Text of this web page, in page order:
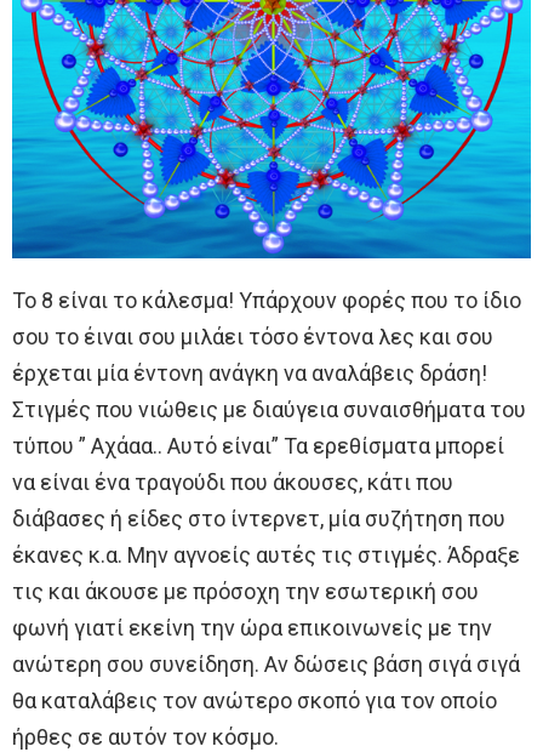
Το 8 είναι το κάλεσμα! Υπάρχουν φορές που το ίδιο
σου το έιναι σου μιλάει τόσο έντονα λες και σου
έρχεται μία έντονη ανάγκη να αναλάβεις δράση!
Στιγμές που νιώθεις με διαύγεια συναισθήματα του
τύπου ” Αχάαα.. Αυτό είναι” Τα ερεθίσματα μπορεί
να είναι ένα τραγούδι που άκουσες, κάτι που
διάβασες ή είδες στο ίντερνετ, μία συζήτηση που
έκανες κ.α. Μην αγνοείς αυτές τις στιγμές. Άδραξε
τις και άκουσε με πρόσοχη την εσωτερική σου
φωνή γιατί εκείνη την ώρα επικοινωνείς με την
ανώτερη σου συνείδηση. Αν δώσεις βάση σιγά σιγά
θα καταλάβεις τον ανώτερο σκοπό για τον οποίο
ήρθες σε αυτόν τον κόσμο.